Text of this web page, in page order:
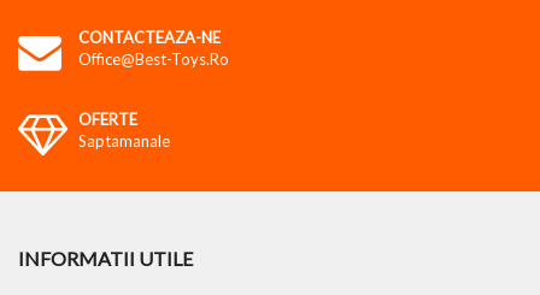
CONTACTEAZA-NE
Office@best-Toys.ro
OFERTE
Saptamanale
INFORMATII UTILE